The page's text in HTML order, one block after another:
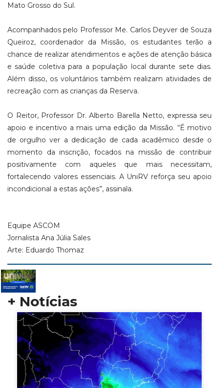
Mato Grosso do Sul.
Acompanhados pelo Professor Me. Carlos Deyver de Souza
Queiroz, coordenador da Missão, os estudantes terão a
chance de realizar atendimentos e ações de atenção básica
e saúde coletiva para a população local durante sete dias.
Além disso, os voluntários também realizam atividades de
recreação com as crianças da Reserva.
O Reitor, Professor Dr. Alberto Barella Netto, expressa seu
apoio e incentivo a mais uma edição da Missão. “É motivo
de orgulho ver a dedicação de cada acadêmico desde o
momento da inscrição, focados na missão de contribuir
positivamente com aqueles que mais necessitam,
fortalecendo valores essenciais. A UniRV reforça seu apoio
incondicional a estas ações”, assinala.
Equipe ASCOM
Jornalista Ana Júlia Sales
Arte: Eduardo Thomaz
+ Notícias